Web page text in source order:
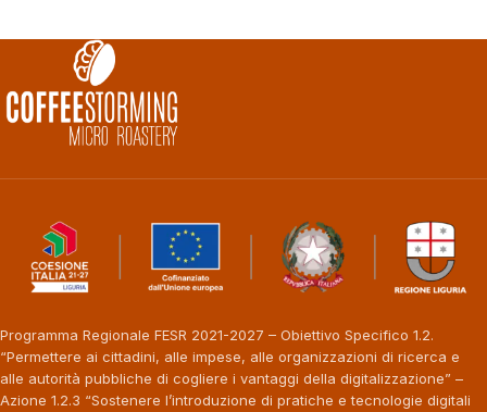
Programma Regionale FESR 2021-2027 – Obiettivo Specifico 1.2.
“Permettere ai cittadini, alle impese, alle organizzazioni di ricerca e
alle autorità pubbliche di cogliere i vantaggi della digitalizzazione” –
Azione 1.2.3 “Sostenere l’introduzione di pratiche e tecnologie digitali